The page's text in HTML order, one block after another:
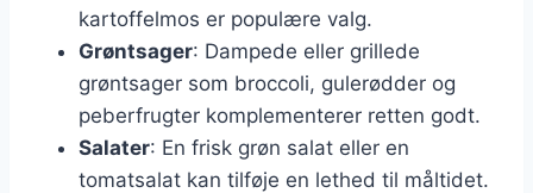
kartoffelmos er populære valg.
Grøntsager: Dampede eller grillede
grøntsager som broccoli, gulerødder og
peberfrugter komplementerer retten godt.
Salater: En frisk grøn salat eller en
tomatsalat kan tilføje en lethed til måltidet.